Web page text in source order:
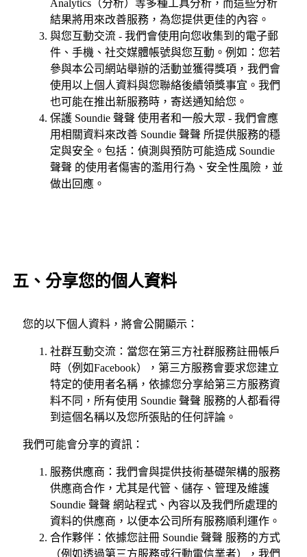
Analytics（分析）等多種工具分析，而這些分析
結果將用來改善服務，為您提供更佳的內容。
與您互動交流 - 我們會使用向您收集到的電子郵
件、手機、社交媒體帳號與您互動。例如：您若
參與本公司網站舉辦的活動並獲得獎項，我們會
使用以上個人資料與您聯絡後續領獎事宜。我們
也可能在推出新服務時，寄送通知給您。
保護 Soundie 聲聲 使用者和一般大眾 - 我們會應
用相關資料來改善 Soundie 聲聲 所提供服務的穩
定與安全。包括：偵測與預防可能造成 Soundie
聲聲 的使用者傷害的濫用行為、安全性風險，並
做出回應。
五、分享您的個人資料
您的以下個人資料，將會公開顯示：
社群互動交流：當您在第三方社群服務註冊帳戶
時（例如Facebook），第三方服務會要求您建立
特定的使用者名稱，依據您分享給第三方服務資
料不同，所有使用 Soundie 聲聲 服務的人都看得
到這個名稱以及您所張貼的任何評論。
我們可能會分享的資訊：
服務供應商：我們會與提供技術基礎架構的服務
供應商合作，尤其是代管、儲存、管理及維護
Soundie 聲聲 網站程式、內容以及我們所處理的
資料的供應商，以便本公司所有服務順利運作。
合作夥伴：依據您註冊 Soundie 聲聲 服務的方式
（例如透過第三方服務或行動電信業者），我們